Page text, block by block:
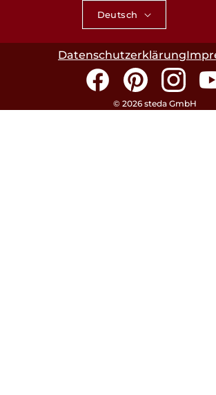
Deutsch
© 2026 steda GmbH
FacebookPinterest
Datenschutzerklärung